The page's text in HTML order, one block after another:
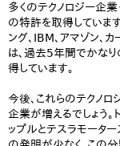
多くのテクノロジー企
の特許を取得しています
ング、IBM、アマゾン、
は、過去5年間でかな
得しています。
今後、これらのテクノ
企業が増えるでしょう
ップルとテスラモータ